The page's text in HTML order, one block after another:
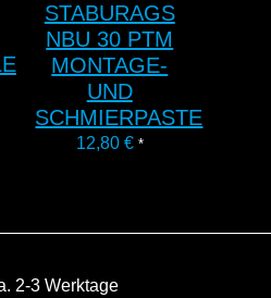
STABURAGS
NBU 30 PTM
MONTAGE-
UND
SCHMIERPASTE
12,80 € *
2-3 Werktage